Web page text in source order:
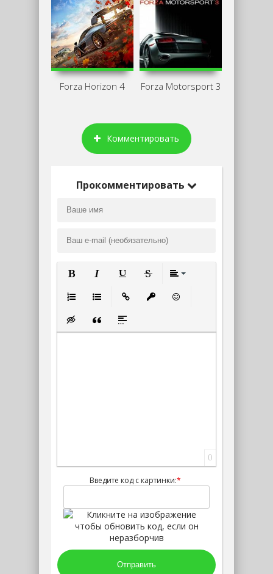
Forza Horizon 4 Forza Motorsport 3
Комментировать
Прокомментировать
Вставка скрытого текста
Вставка цитаты
Вставка спойлера
0
Введите код с картинки:*
Отправить